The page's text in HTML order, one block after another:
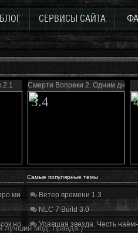
БЛОГ СЕРВИСЫ САЙТА
2.1 Смерти Вопреки 2. Одним днем
3.4
Самые популярные темы
мир, геймплей и сюжет | Разбор
нововведений
Ветер времени 1.3
NLC 7 Build 3.0
Упавшая звезда. Честь
лучший мод, правда.)